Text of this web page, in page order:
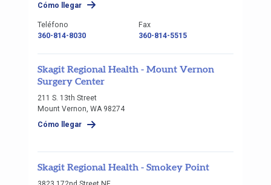
Cómo llegar
Teléfono
360-814-8030
Fax
360-814-5515
Skagit Regional Health - Mount Vernon
Surgery Center
211 S. 13th Street
Mount Vernon, WA 98274
Cómo llegar
Skagit Regional Health - Smokey Point